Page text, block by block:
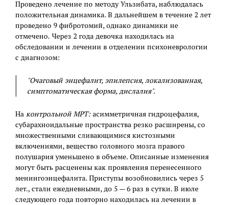
Проведено лечение по методу Ульзибата, наблюдалась
положительная динамика. В дальнейшем в течение 2 лет
проведено 9 фибротомий, однако динамики не
отмечено. Через 2 года девочка находилась на
обследовании и лечении в отделении психоневрологии
с диагнозом:
"Очаговый энцефалит, эпилепсия, локализованная,
симптоматическая форма, дислалия".
На контрольной МРТ: асимметричная гидроцефалия,
субарахноидальные пространства резко расширены, со
множественными сливающимися кистозными
включениями, вещество головного мозга правого
полушария уменьшено в объеме. Описанные изменения
могут быть расценены как проявления перенесенного
менингоэнцефалита. Приступы возобновились через 5
лет., стали ежедневными, до 5 — 6 раз в сутки. В июле
следующего года повторно находилась на лечении в